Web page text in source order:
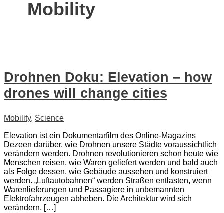
Mobility
Drohnen Doku: Elevation – how
drones will change cities
Mobility, Science
Elevation ist ein Dokumentarfilm des Online-Magazins
Dezeen darüber, wie Drohnen unsere Städte voraussichtlich
verändern werden. Drohnen revolutionieren schon heute wie
Menschen reisen, wie Waren geliefert werden und bald auch
als Folge dessen, wie Gebäude aussehen und konstruiert
werden. „Luftautobahnen“ werden Straßen entlasten, wenn
Warenlieferungen und Passagiere in unbemannten
Elektrofahrzeugen abheben. Die Architektur wird sich
verändern, […]